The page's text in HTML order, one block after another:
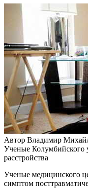
Автор Владимир
Ученые Колумбийского
расстройства
Ученые медицинского
симптом